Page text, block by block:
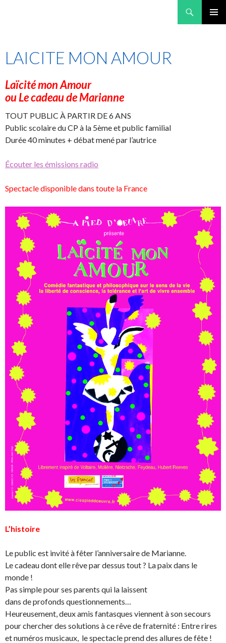
LAICITE MON AMOUR
Laïcité mon Amour
ou Le cadeau de Marianne
TOUT PUBLIC À PARTIR DE 6 ANS
Public scolaire du CP à la 5ème et public familial
Durée 40 minutes + débat mené par l’autrice
Écouter les émissions radio
Spectacle disponible dans toute la France
L’histoire
Le public est invité à fêter l’anniversaire de Marianne.
Le cadeau dont elle rêve par dessus tout ? La paix dans le
monde !
Pas simple pour ses parents qui la laissent
dans de profonds questionnements…
Heureusement, deux amis fantasques viennent à son secours
pour chercher des solutions à ce rêve de fraternité : Entre rires
et numéros musicaux, le spectacle prend des allures de fête !